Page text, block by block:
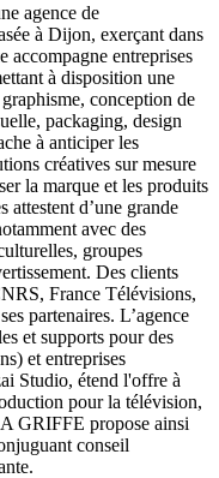
agence de
à Dijon, exerçant dans
accompagne entreprises
à disposition une
conception de
packaging, design
à anticiper les
créatives sur mesure
la marque et les produits
attestent d’une grande
avec des
groupes
Des clients
France Télévisions,
partenaires. L’agence
et supports pour des
et entreprises
Studio, étend l'offre à
pour la télévision,
GRIFFE propose ainsi
conseil